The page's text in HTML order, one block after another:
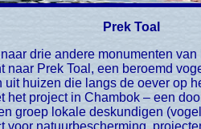
Prek Toal
Prek Toal, een beroemd
huizen die langs de oever op
het project in Chambok – een
groep lokale deskundigen
voor natuurbescherming,